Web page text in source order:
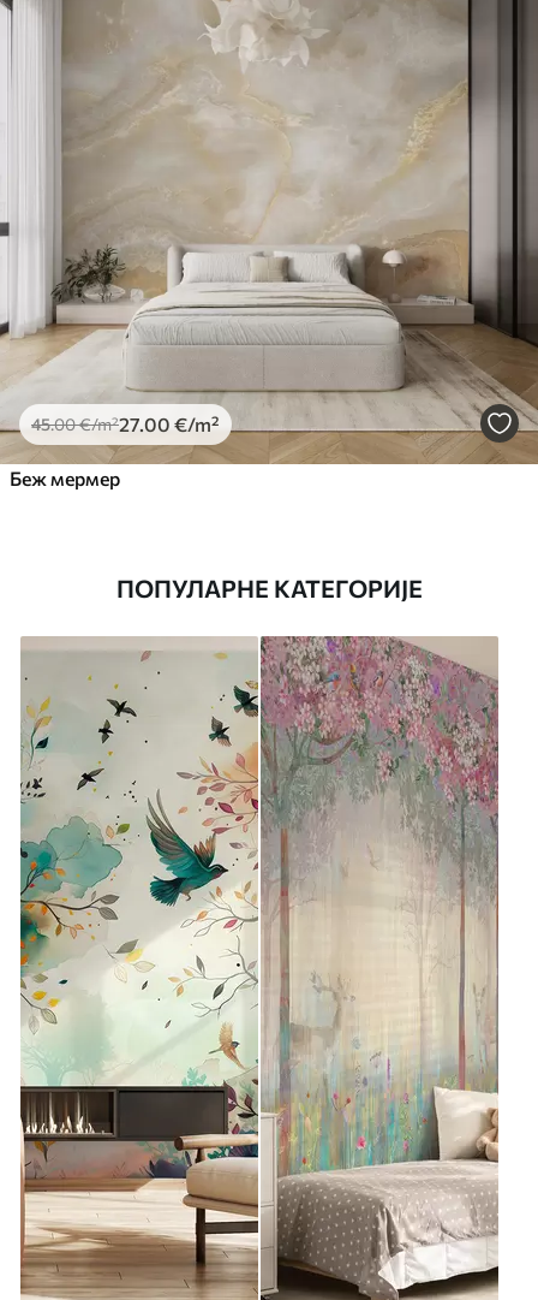
45.00€/m²27 .00 €/m²
Беж мермер
ПОПУЛАРНЕ КАТЕГОРИЈЕ